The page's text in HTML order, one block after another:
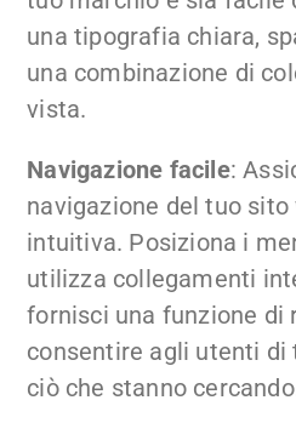
una tipografia chiara,
una combinazione di
vista.
Navigazione facile:
navigazione del tuo
intuitiva. Posiziona i
utilizza collegamenti
fornisci una funzione di
consentire agli utenti
ciò che stanno